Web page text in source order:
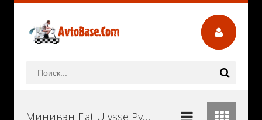
Минивэн Fiat Ulysse Руководства и Инструкции по Ремонту и Эксплуатации Скачать Бесплатно